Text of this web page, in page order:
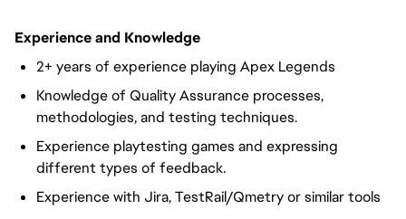
Experience and Knowledge
2+ years of experience playing Apex Legends
Knowledge of Quality Assurance processes,
methodologies, and testing techniques.
Experience playtesting games and expressing
different types of feedback.
Experience with Jira, TestRail/Qmetry or similar tools